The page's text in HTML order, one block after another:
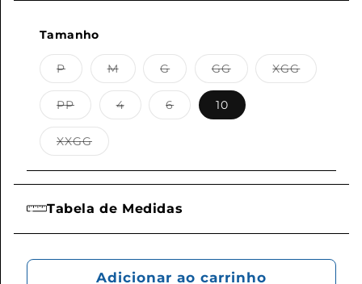
Tamanho
PVariante
esgotada
ou
indisponível
MVariante
esgotada
ou
indisponível
GVariante
esgotada
ou
indisponível
GGVariante
esgotada
ou
indisponível
XGGVariante
esgotada
PPVariante
esgotada
ou
indisponível
4Variante
esgotada
6Variante
esgotada
10
XXGGVariante
esgotada
indisponível
Tabela de Medidas
Adicionar ao carrinho